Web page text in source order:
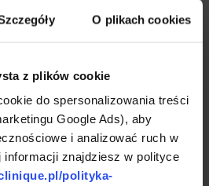
O plikach cookies
z plików cookie
do spersonalizowania treści
Google Ads), aby
i analizować ruch w
informacji znajdziesz w polityce
polityka-
wypadania
gęstości fryzury,
i odżywienie
skóry głowy,